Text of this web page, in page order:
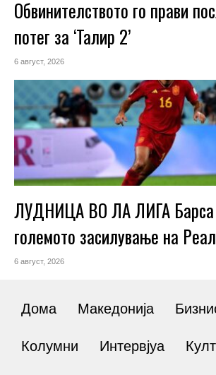
Обвинителството го прави
потег за ‘Талир 2’
6 август, 2026
ЛУДНИЦА ВО ЛА ЛИГА Барса
големото засилување на
6 август, 2026
Дома Македонија
Колумни Интервјуа